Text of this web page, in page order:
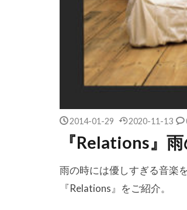
2014-01-29 2020-11-13
『Relations』
雨の時には優しすぎる音楽
『Relations』をご紹介。